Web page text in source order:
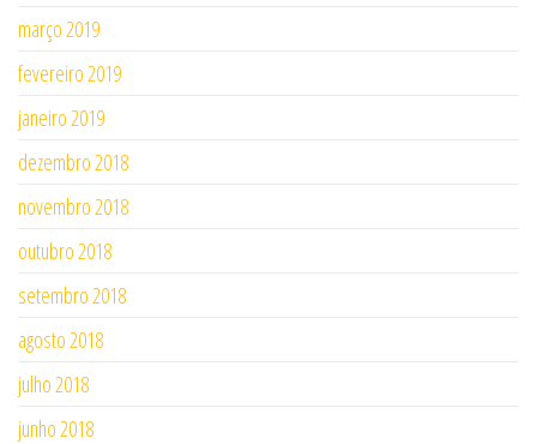
março 2019
fevereiro 2019
janeiro 2019
dezembro 2018
novembro 2018
outubro 2018
setembro 2018
agosto 2018
julho 2018
junho 2018